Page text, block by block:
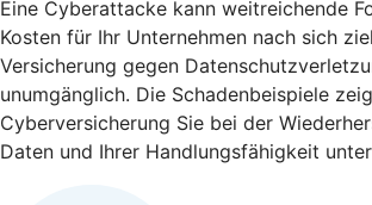
Eine Cyberattacke kann weitreichende
Kosten für Ihr Unternehmen nach sich
Versicherung gegen
unumgänglich. Die Schaden­beispiele
Cyberversicherung Sie bei der
Daten und Ihrer Handlungs­fähigkeit